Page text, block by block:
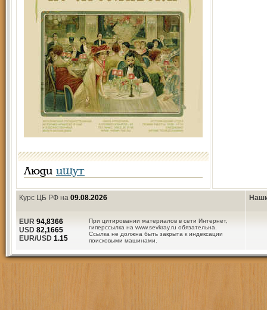
Люди ищут
Курс ЦБ РФ на 09.08.2026
При цитировании материалов в сети Интернет,
гиперссылка на www.sevkray.ru обязательна.
Ссылка не должна быть закрыта к индексации
поисковыми машинами.
EUR 94,8366
USD 82,1665
EUR/USD 1.15